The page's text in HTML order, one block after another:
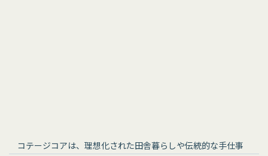
コテージコアは、理想化された田舎暮らしや伝統的な手仕事